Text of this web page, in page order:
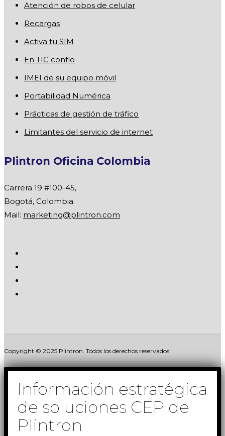
Atención de robos de celular
Recargas
Activa tu SIM
En TIC confío
IMEI de su equipo móvil
Portabilidad Numérica
Prácticas de gestión de tráfico
Limitantes del servicio de internet
Plintron Oficina Colombia
Carrera 19 #100-45,
Bogotá, Colombia.
Mail: marketing@plintron.com
Copyright © 2025 Plintron. Todos los derechos reservados.
Información estratégica
de soluciones CEP de
Plintron